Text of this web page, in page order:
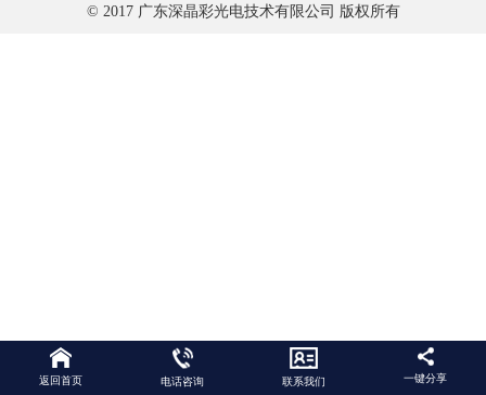
© 2017 广东深晶彩光电技术有限公司 版权所有
返回首页 电话咨询 联系我们 一键分享